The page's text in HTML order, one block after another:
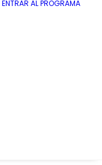
ENTRAR AL PROGRAMA